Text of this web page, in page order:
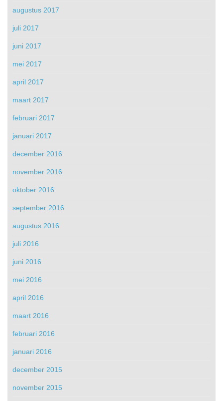
augustus 2017
juli 2017
juni 2017
mei 2017
april 2017
maart 2017
februari 2017
januari 2017
december 2016
november 2016
oktober 2016
september 2016
augustus 2016
juli 2016
juni 2016
mei 2016
april 2016
maart 2016
februari 2016
januari 2016
december 2015
november 2015